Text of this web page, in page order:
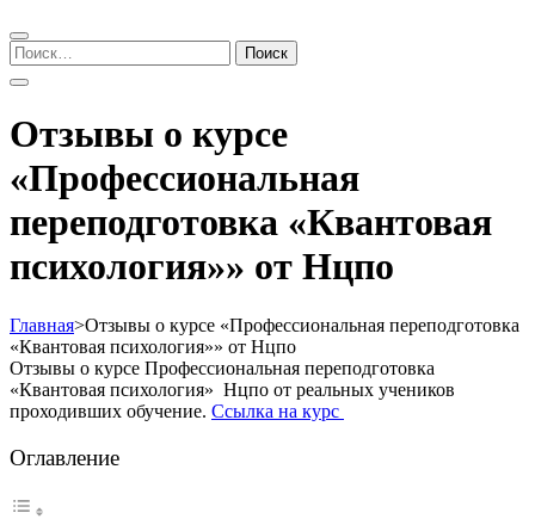
Найти:
Отзывы о курсе
«Профессиональная
переподготовка «Квантовая
психология»» от Нцпо
Главная>Отзывы о курсе «Профессиональная переподготовка
«Квантовая психология»» от Нцпо
Отзывы о курсе Профессиональная переподготовка
«Квантовая психология» Нцпо от реальных учеников
проходивших обучение. Ссылка на курс
Оглавление